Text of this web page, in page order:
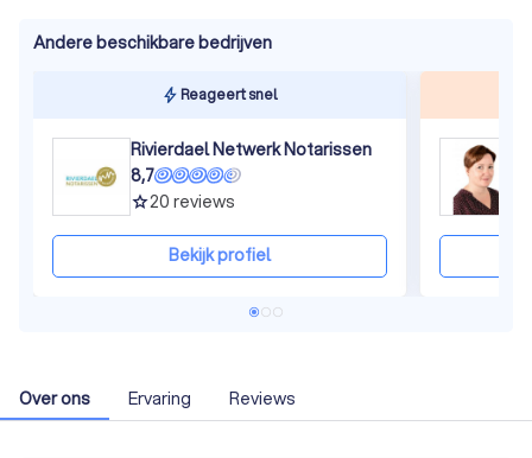
Andere beschikbare bedrijven
Reageert snel
Rivierdael Netwerk Notarissen
8,7
grade20 reviews
Bekijk profiel
Over ons Ervaring Reviews